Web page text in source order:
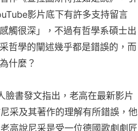
影片底下有許多支持留言
觸很深」，不過有哲學系碩士出
哲學的闡述幾乎都是錯誤的，而
什麼？
臉書發文指出，老高在最新影片
采及其著作的理解有所錯誤，他
高說尼采是受一位德國歌劇劇匠